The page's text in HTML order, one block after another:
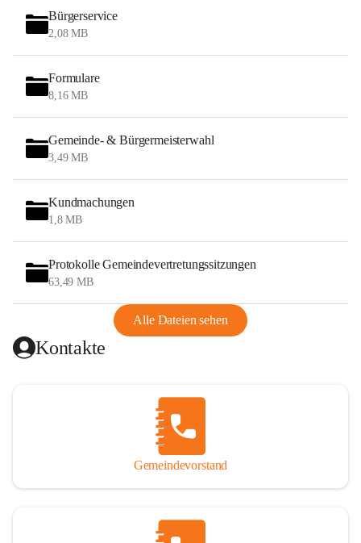
Bürgerservice
2,08 MB
Formulare
8,16 MB
Gemeinde- & Bürgermeisterwahl
3,49 MB
Kundmachungen
1,8 MB
Protokolle Gemeindevertretungssitzungen
63,49 MB
Alle Dateien sehen
Kontakte
Gemeindevorstand